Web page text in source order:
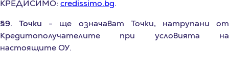
§9. Точки- ще означават Точки, натрупани от
Кредитополучателите при условията на
настоящите ОУ.
§10. Профил- ще означава профил на